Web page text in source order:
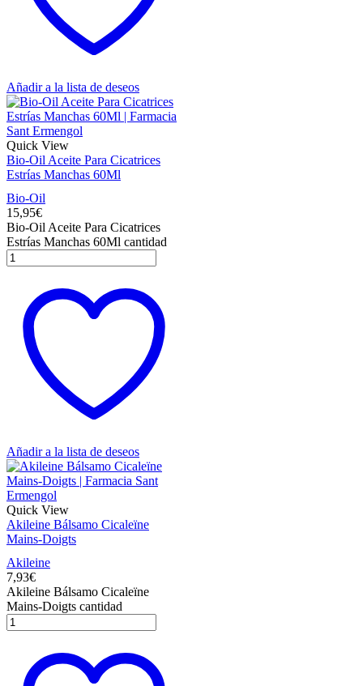
Añadir a la lista de deseos
Quick View
Bio-Oil Aceite Para Cicatrices
Estrías Manchas 60Ml
Bio-Oil
15,95€
Bio-Oil Aceite Para Cicatrices
Estrías Manchas 60Ml cantidad
Añadir a la lista de deseos
Quick View
Akileine Bálsamo Cicaleïne
Mains-Doigts
Akileine
7,93€
Akileine Bálsamo Cicaleïne
Mains-Doigts cantidad